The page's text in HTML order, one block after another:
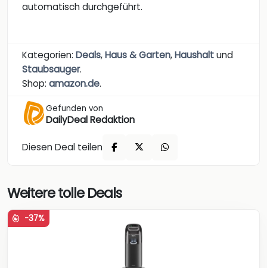
automatisch durchgeführt.
Kategorien: Deals,Haus & Garten,Haushaltund
Staubsauger.
Shop: amazon.de.
Gefunden von
DailyDeal Redaktion
Diesen Deal teilen
Weitere tolle Deals
-37%